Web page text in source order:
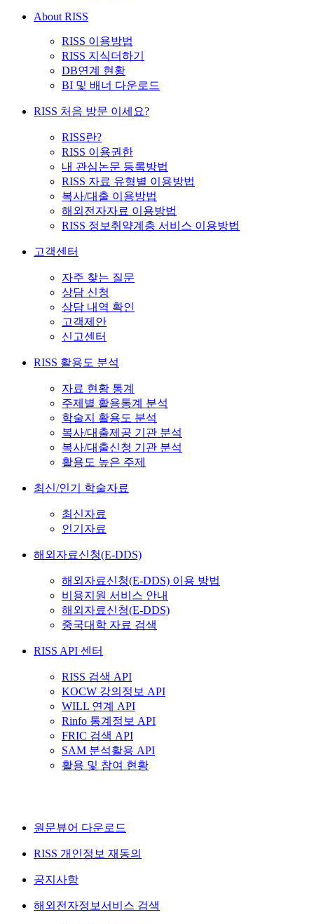
About RISS
RISS 이용방법
RISS 지식더하기
DB연계 현황
BI 및 배너 다운로드
RISS 처음 방문 이세요?
RISS란?
RISS 이용권한
내 관심논문 등록방법
RISS 자료 유형별 이용방법
복사/대출 이용방법
해외전자자료 이용방법
RISS 정보취약계층 서비스 이용방법
고객센터
자주 찾는 질문
상담 신청
상담 내역 확인
고객제안
신고센터
RISS 활용도 분석
자료 현황 통계
주제별 활용통계 분석
학술지 활용도 분석
복사/대출제공 기관 분석
복사/대출신청 기관 분석
활용도 높은 주제
최신/인기 학술자료
최신자료
인기자료
해외자료신청(E-DDS)
해외자료신청(E-DDS) 이용 방법
비용지원 서비스 안내
해외자료신청(E-DDS)
중국대학 자료 검색
RISS API 센터
RISS 검색 API
KOCW 강의정보 API
WILL 연계 API
Rinfo 통계정보 API
FRIC 검색 API
SAM 분석활용 API
활용 및 참여 현황
원문뷰어 다운로드
RISS 개인정보 재동의
공지사항
해외전자정보서비스 검색